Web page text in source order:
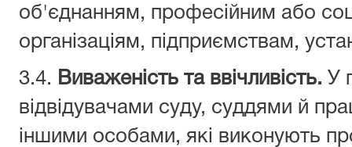
об'єднанням, професійним або
організаціям, підприємствам,
3.4. Виваженість та ввічливість. У
відвідувачами суду, суддями й
іншими особами, які виконують